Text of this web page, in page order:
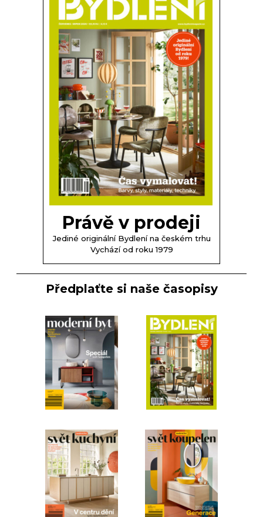
Právě v prodeji
Jediné originální Bydlení na českém trhu
Vychází od roku 1979
Předplaťte si naše časopisy